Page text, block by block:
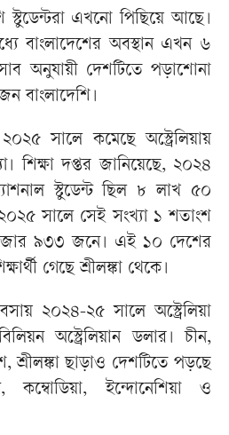
স্টুডেন্টরা এখনো পিছিয়ে আছে।
বাংলাদেশের অবস্থান এখন ৬
অনুযায়ী দেশটিতে পড়াশোনা
বাংলাদেশি।
সালে কমেছে অস্ট্রেলিয়ায়
শিক্ষা দপ্তর জানিয়েছে, ২০২৪
স্টুডেন্ট ছিল ৮ লাখ ৫০
সালে সেই সংখ্যা ১ শতাংশ
৯৩৩ জনে। এই ১০ দেশের
গেছে শ্রীলঙ্কা থেকে।
২০২৪-২৫ সালে অস্ট্রেলিয়া
অস্ট্রেলিয়ান ডলার। চীন,
শ্রীলঙ্কা ছাড়াও দেশটিতে পড়ছে
কম্বোডিয়া, ইন্দোনেশিয়া ও